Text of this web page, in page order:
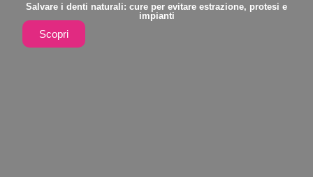
Salvare i denti naturali: cure per evitare estrazione, protesi e
impianti
Scopri